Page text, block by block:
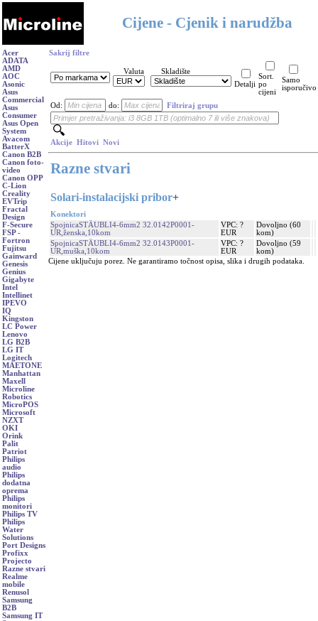
Cijene - Cjenik i narudžba
Acer
ADATA
AMD
AOC
Asonic
Asus
Commercial
Asus
Consumer
Asus Open
System
Avacom
BatterX
Canon B2B
Canon foto-
video
Canon OPP
C-Lion
Creality
EVTrip
Fractal
Design
F-Secure
FSP -
Fortron
Fujitsu
Gainward
Genesis
Genius
Gigabyte
Intel
Intellinet
IPEVO
IQ
Kingston
LC Power
Lenovo
LG B2B
LG IT
Logitech
MAETONE
Manhattan
Maxell
Microline
Robotics
MicroPOS
Microsoft
NZXT
OKI
Orink
Palit
Patriot
Philips
audio
Philips
dodatna
oprema
Philips
monitori
Philips TV
Philips
Water
Solutions
Port Designs
Profixx
Projecto
Razne stvari
Realme
mobile
Renusol
Samsung
B2B
Samsung IT
Sakrij filtre
Valuta
Skladište
Detalji
Sort.
po
cijeni
Samo
isporučivo
Od: do: Filtriraj grupu
Akcije Hitovi Novi
Razne stvari
Solari-instalacijski pribor+
Konektori
SpojnicaSTÄUBLI4-6mm2 32.0142P0001-
UR,ženska,10kom
VPC: ?
EUR
Dovoljno (60
kom)
SpojnicaSTÄUBLI4-6mm2 32.0143P0001-
UR,muška,10kom
VPC: ?
EUR
Dovoljno (59
kom)
Cijene uključuju porez. Ne garantiramo točnost opisa, slika i drugih podataka.